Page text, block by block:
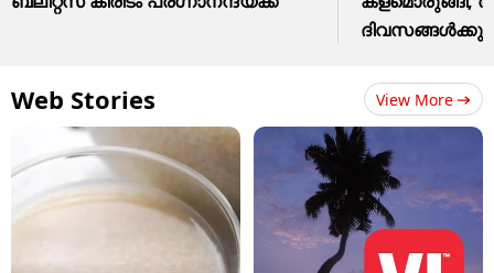
Web Stories View More